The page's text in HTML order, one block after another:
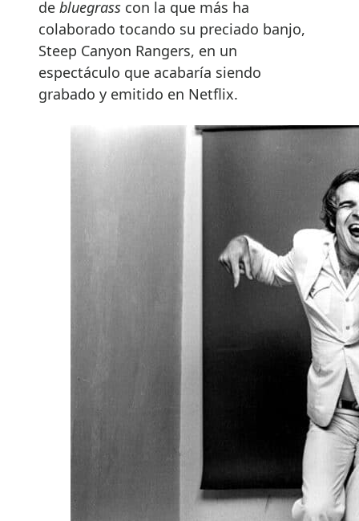
de bluegrass con la que más ha
colaborado tocando su preciado banjo,
Steep Canyon Rangers, en un
espectáculo que acabaría siendo
grabado y emitido en Netflix.